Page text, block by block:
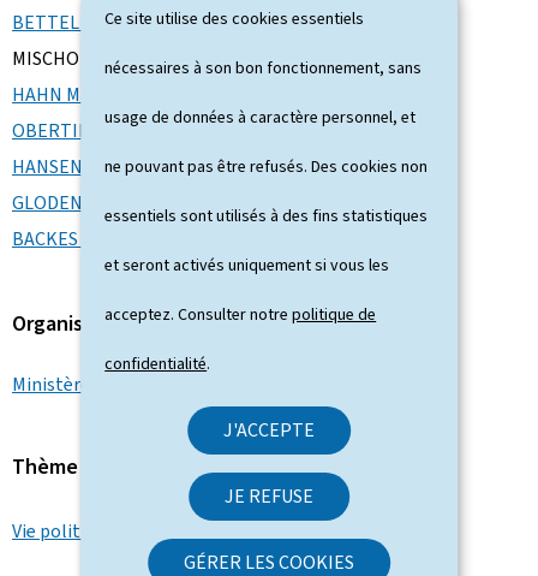
Ce site utilise des cookies essentiels
nécessaires à son bon fonctionnement, sans
usage de données à caractère personnel, et
ne pouvant pas être refusés. Des cookies non
essentiels sont utilisés à des fins statistiques
et seront activés uniquement si vous les
acceptez. Consulter notrepolitique de
confidentialité.
J'ACCEPTE
JE REFUSE
GÉRER LES COOKIES
BETTEL Xavier
MISCHO Georges
HAHN Max
OBERTIN Stéphanie
HANSEN Martine
GLODEN Léon
BACKES Yuriko
Organisation
Ministère d'État
Thème
Vie politique